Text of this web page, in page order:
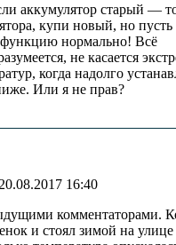
аккумулятор старый —
купи новый, но пусть
нормально! Всё
не касается
когда надолго
Или я не прав?
16:40
комментаторами.
и стоял зимой на